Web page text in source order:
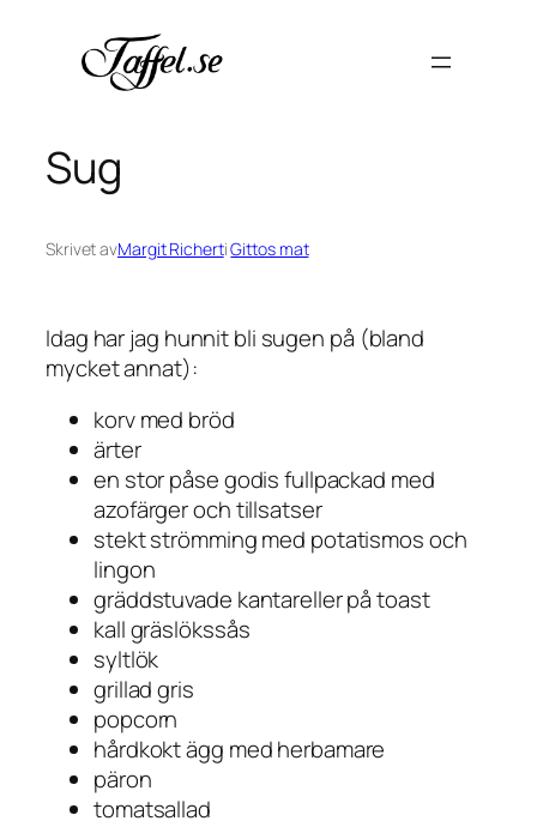
innehåll
Sug
Skrivet avMargit RichertiGittos mat
Idag har jag hunnit bli sugen på (bland
mycket annat):
korv med bröd
ärter
en stor påse godis fullpackad med
azofärger och tillsatser
stekt strömming med potatismos och
lingon
gräddstuvade kantareller på toast
kall gräslökssås
syltlök
grillad gris
popcorn
hårdkokt ägg med herbamare
päron
tomatsallad